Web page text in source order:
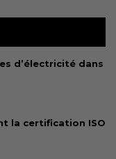
d’électricité dans
la certification ISO